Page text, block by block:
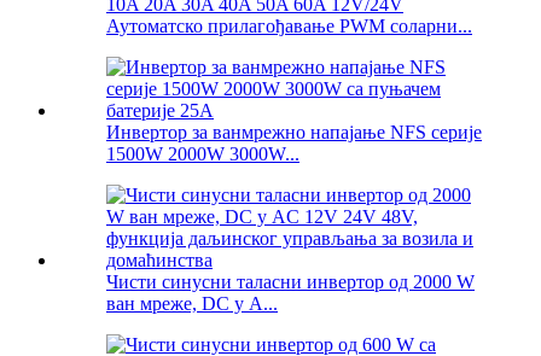
10A 20A 30A 40A 50A 60A 12V/24V
Аутоматско прилагођавање PWM соларни...
Инвертор за ванмрежно напајање NFS серије
1500W 2000W 3000W...
Чисти синусни таласни инвертор од 2000 W
ван мреже, DC у A...